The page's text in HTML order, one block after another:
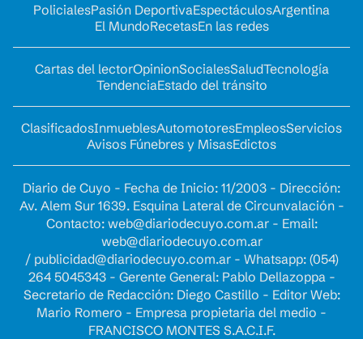
PolicialesPasión DeportivaEspectáculosArgentina
El MundoRecetasEn las redes
Cartas del lectorOpinionSocialesSaludTecnología
TendenciaEstado del tránsito
ClasificadosInmueblesAutomotoresEmpleosServicios
Avisos Fúnebres y MisasEdictos
Diario de Cuyo - Fecha de Inicio: 11/2003 - Dirección:
Av. Alem Sur 1639. Esquina Lateral de Circunvalación -
Contacto: web@diariodecuyo.com.ar- Email:
web@diariodecuyo.com.ar
/ publicidad@diariodecuyo.com.ar- Whatsapp: (054)
264 5045343 - Gerente General: Pablo Dellazoppa -
Secretario de Redacción: Diego Castillo - Editor Web:
Mario Romero - Empresa propietaria del medio -
FRANCISCO MONTES S.A.C.I.F.